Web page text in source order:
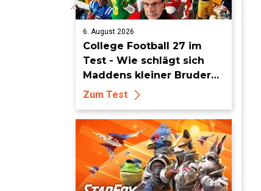
6. August 2026
College Football 27 im
Test - Wie schlägt sich
Maddens kleiner Bruder
dieses Jahr?
Zum Test